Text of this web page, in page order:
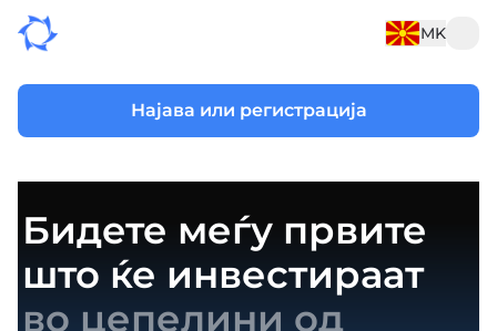
MK
Најава или регистрација
Бидете меѓу првите
што ќе инвестираат
во цепелини од